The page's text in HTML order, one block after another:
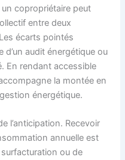
copropriétaire peut
entre deux
écarts pointés
audit énergétique ou
En rendant accessible
la montée en
énergétique.
l’anticipation. Recevoir
annuelle est
ou de